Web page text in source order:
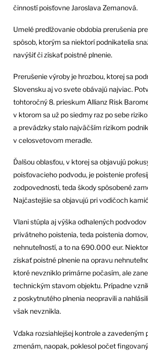
činností poisťovne Jaroslava Zemanová.
Umelé predlžovanie obdobia prerušenia
spôsob, ktorým sa niektorí podnikatelia
navýšiť či získať poistné plnenie.
Prerušenie výroby je hrozbou, ktorej sa
Slovensku aj vo svete obávajú najviac.
tohtoročný 8. prieskum Allianz Risk
v ktorom sa už po siedmy raz po sebe
a prevádzky stalo najväčším rizikom
v celosvetovom meradle.
Ďalšou oblasťou, v ktorej sa objavujú
poisťovacieho podvodu, je poistenie
zodpovednosti, teda škody spôsobené
Najčastejšie sa objavujú pri vodičoch
Vlani stúpla aj výška odhalených
privátneho poistenia, teda poistenia
nehnuteľností, a to na 690.000 eur.
získať poistné plnenie na opravu
ktoré nevzniklo primárne počasím, ale
technickým stavom objektu. Prípadne
z poskytnutého plnenia neopravili a
však nevznikla.
Vďaka rozsiahlejšej kontrole a zavedeným
zmenám, naopak, poklesol počet